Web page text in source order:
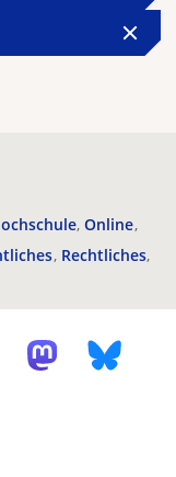
Online
Rechtliches